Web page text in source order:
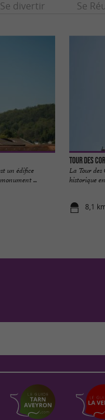
Se divertir Se
un édifice
...
Tour des
La Tour des
historique
8,1